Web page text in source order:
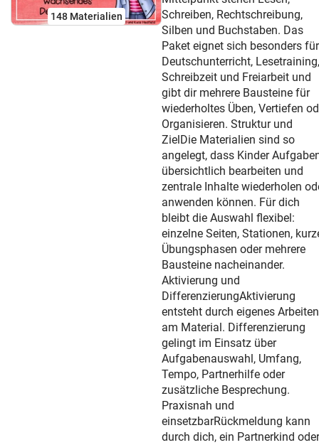
148 Materialien
Schreiben, Rechtschreibung,
Silben und Buchstaben. Das
Paket eignet sich besonders für
Deutschunterricht, Lesetraining,
Schreibzeit und Freiarbeit und
gibt dir mehrere Bausteine für
wiederholtes Üben, Vertiefen
Organisieren. Struktur und
ZielDie Materialien sind so
angelegt, dass Kinder
übersichtlich bearbeiten und
zentrale Inhalte wiederholen
anwenden können. Für dich
bleibt die Auswahl flexibel:
einzelne Seiten, Stationen,
Übungsphasen oder mehrere
Bausteine nacheinander.
Aktivierung und
DifferenzierungAktivierung
entsteht durch eigenes Arbeiten
am Material. Differenzierung
gelingt im Einsatz über
Aufgabenauswahl, Umfang,
Tempo, Partnerhilfe oder
zusätzliche Besprechung.
Praxisnah und
einsetzbarRückmeldung kann
durch dich, ein Partnerkind oder